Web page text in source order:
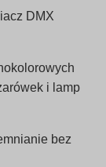
DMX
i lamp
bez